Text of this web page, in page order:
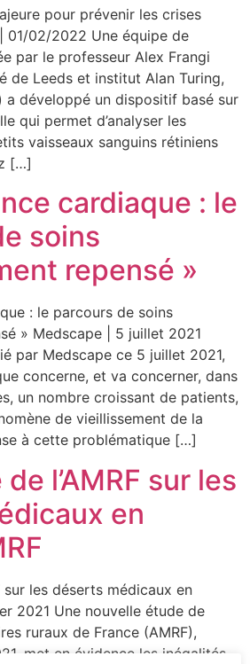
pour prévenir les crises
01/02/2022 Une équipe de
par le professeur Alex Frangi
de Leeds et institut Alan Turing,
a développé un dispositif basé sur
qui permet d’analyser les
vaisseaux sanguins rétiniens
[…]
cardiaque : le
soins
repensé »
: le parcours de soins
» Medscape | 5 juillet 2021
par Medscape ce 5 juillet 2021,
concerne, et va concerner, dans
un nombre croissant de patients,
de vieillissement de la
à cette problématique […]
l’AMRF sur les
en
sur les déserts médicaux en
2021 Une nouvelle étude de
ruraux de France (AMRF),
met en évidence les inégalités